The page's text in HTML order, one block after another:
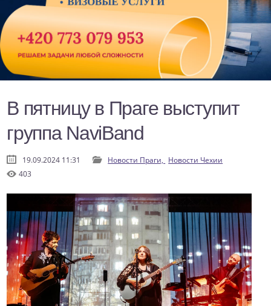
В пятницу в Праге выступит
группа NaviBand
19.09.2024 11:31 Новости Праги, Новости Чехии
403